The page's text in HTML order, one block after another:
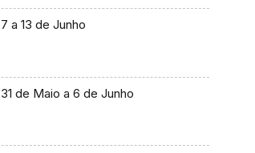
7 a 13 de Junho
31 de Maio a 6 de Junho